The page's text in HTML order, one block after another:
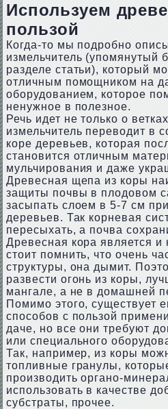
Используем
пользой
Когда-то мы подробно
измельчитель (упомянутый
разделе статьи), который
отличным помощником на
оборудованием, которое
ненужное в полезное.
Речь идет не только о
измельчитель переводит в
коре деревьев, которая
становится отличным
мульчирования и даже
Древесная щепа из коры
защиты почвы в плодовом
засыпать слоем в 5-7 см
деревьев. Так корневая
пересыхать, а почва
Древесная кора является
стоит помнить, что очень
структуры, она дымит.
развести огонь из коры,
мангале, а не в домашней
Помимо этого, существует
способов с пользой
даче, но все они требуют
или специального
Так, например, из коры
топливные гранулы,
производить органо-
использовать в качестве
субстраты, прочее.